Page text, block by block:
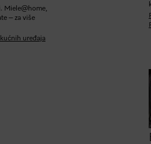
Miele@home,
– za više
uređaja